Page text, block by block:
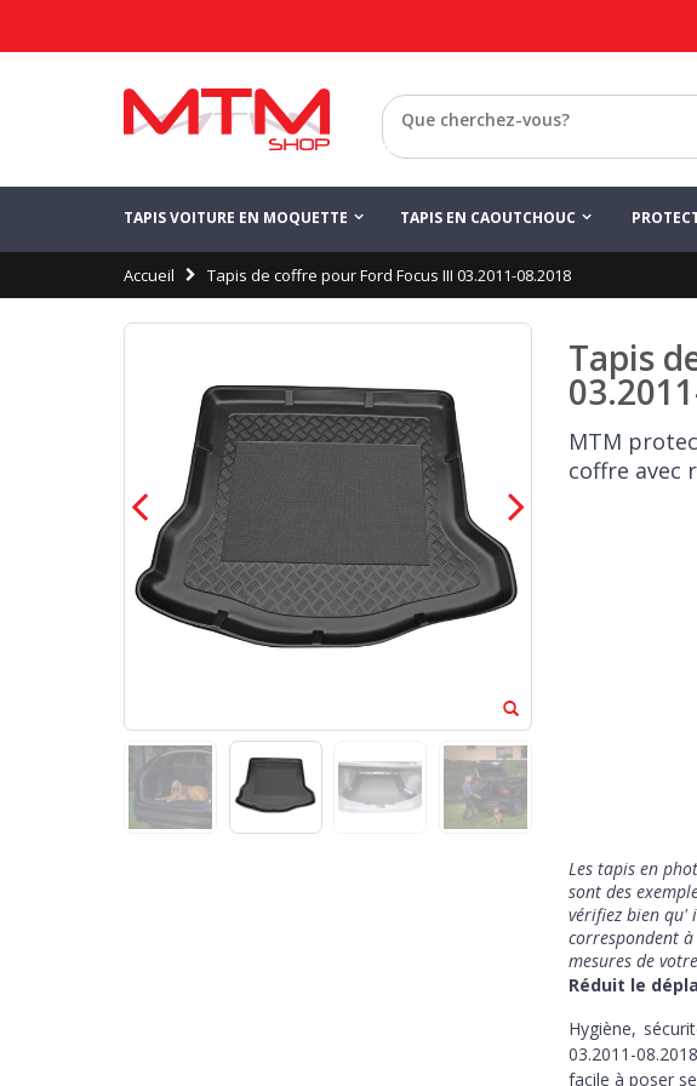
Retour
TAPIS VOITURE EN MOQUETTE TAPIS EN CAOUTCHOUC
Accueil Tapis de coffre pour Ford Focus III 03.2011-08.2018
Tapis
MTM
coffre avec
Les tapis en
sont des
vérifiez bien qu'
correspondent
mesures de
Réduit le
Hygiène,
03.2011-
facile à poser